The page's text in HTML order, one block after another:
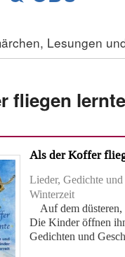
Lesungen
fliegen lernte
Als der Koffer
Lieder, Gedichte
Winterzeit
Auf dem
Die Kinder öffnen
Gedichten und